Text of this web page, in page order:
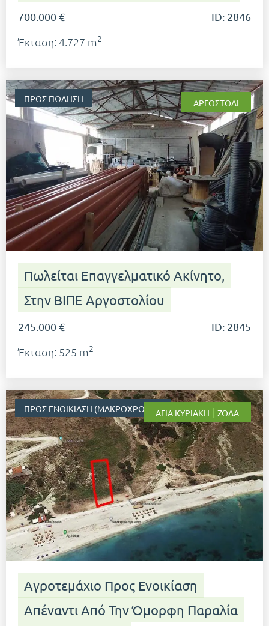
700.000 € ID: 2846
Έκταση: 4.727 m2
ΠΡΟΣ ΠΏΛΗΣΗ ΑΡΓΟΣΤΌΛΙ
Πωλείται Επαγγελματικό Ακίνητο,
Στην ΒΙΠΕ Αργοστολίου
245.000 € ID: 2845
Έκταση: 525 m2
ΠΡΟΣ ΕΝΟΙΚΊΑΣΗ (ΜΑΚΡΟΧΡΌΝΙΑ)ΑΓΊΑ ΚΥΡΙΑΚΉ | ΖΌΛΑ
Αγροτεμάχιο Προς Ενοικίαση
Απέναντι Από Την Όμορφη Παραλία